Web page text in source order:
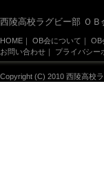
西陵高校ラグビー部 ＯＢ
HOME ｜ OB会について ｜ OB
お問い合わせ ｜ プライバシー
Copyright (C) 2010 西陵高校